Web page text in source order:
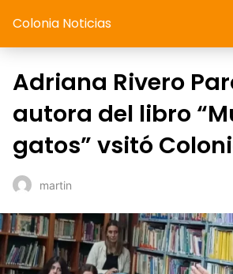
Colonia Noticias
Adriana Rivero
autora del libro
gatos” vsitó
martin